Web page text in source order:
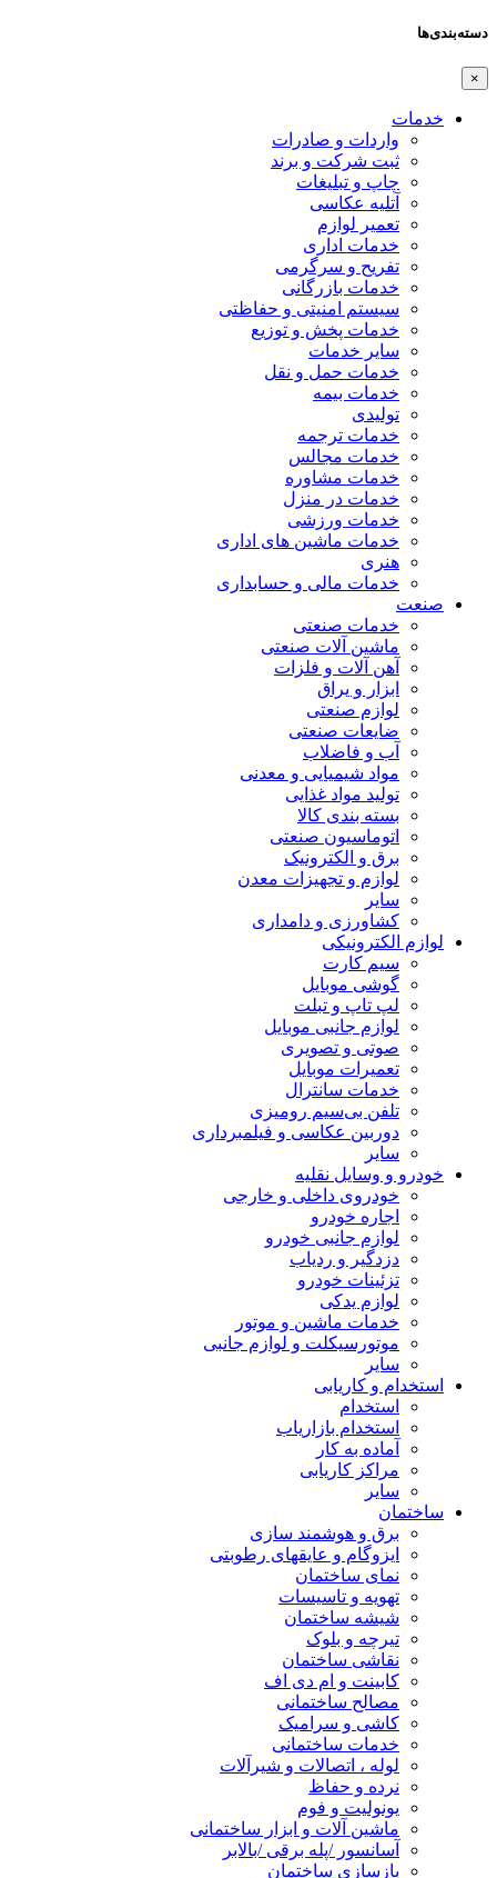
دسته‌بندی‌ها
×
خدمات
واردات و صادرات
ثبت شرکت و برند
چاپ و تبلیغات
آتلیه عکاسی
تعمیر لوازم
خدمات اداری
تفریح و سرگرمی
خدمات بازرگانی
سیستم امنیتی و حفاظتی
خدمات پخش و توزیع
سایر خدمات
خدمات حمل و نقل
خدمات بیمه
تولیدی
خدمات ترجمه
خدمات مجالس
خدمات مشاوره
خدمات در منزل
خدمات ورزشی
خدمات ماشین های اداری
هنری
خدمات مالی و حسابداری
صنعت
خدمات صنعتی
ماشین آلات صنعتی
آهن آلات و فلزات
ابزار و یراق
لوازم صنعتی
ضایعات صنعتی
آب و فاضلاب
مواد شیمیایی و معدنی
تولید مواد غذایی
بسته بندی کالا
اتوماسیون صنعتی
برق و الکترونیک
لوازم و تجهیزات معدن
سایر
کشاورزی و دامداری
لوازم الکترونیکی
سیم کارت
گوشی موبایل
لپ تاپ و تبلت
لوازم جانبی موبایل
صوتی و تصویری
تعمیرات موبایل
خدمات سانترال
تلفن بی‌سیم رومیزی
دوربین عکاسی و فیلمبرداری
سایر
خودرو و وسایل نقلیه
خودروی داخلی و خارجی
اجاره خودرو
لوازم جانبی خودرو
دزدگیر و ردیاب
تزئینات خودرو
لوازم یدکی
خدمات ماشین و موتور
موتورسیکلت و لوازم جانبی
سایر
استخدام و کاریابی
استخدام
استخدام بازاریاب
آماده به کار
مراکز کاریابی
سایر
ساختمان
برق و هوشمند سازی
ایزوگام و عایقهای رطوبتی
نمای ساختمان
تهویه و تاسیسات
شیشه ساختمان
تیرچه و بلوک
نقاشی ساختمان
کابینت و ام دی اف
مصالح ساختمانی
کاشی و سرامیک
خدمات ساختمانی
لوله ، اتصالات و شیرآلات
نرده و حفاظ
یونولیت و فوم
ماشین آلات و ابزار ساختمانی
آسانسور /پله برقی /بالابر
بازسازی ساختمان